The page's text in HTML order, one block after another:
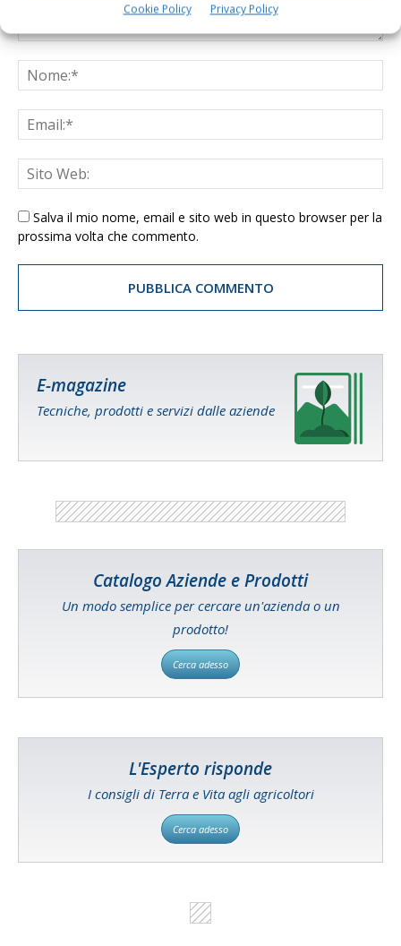
Cookie Policy Privacy Policy
Salva il mio nome, email e sito web in questo browser per la
prossima volta che commento.
E-magazine
Tecniche, prodotti e servizi dalle aziende
Catalogo Aziende e Prodotti
Un modo semplice per cercare un'azienda o un
prodotto!
Cerca adesso
L'Esperto risponde
I consigli di Terra e Vita agli agricoltori
Cerca adesso